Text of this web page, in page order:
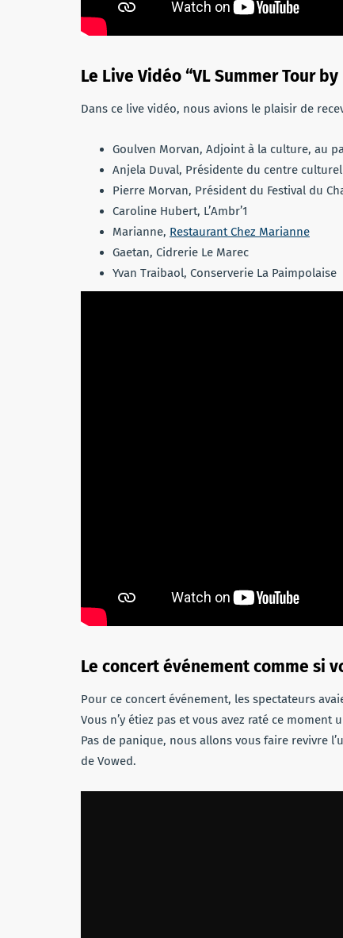
Le Live Vidéo “VL Summer Tour by
Dans ce live vidéo, nous avions le plaisir de
Goulven Morvan, Adjoint à la culture, au
Anjela Duval, Présidente du centre
Pierre Morvan, Président du Festival du
Caroline Hubert, L’Ambr’1
Marianne, Restaurant Chez Marianne
Gaetan, Cidrerie Le Marec
Yvan Traibaol, Conserverie La Paimpolaise
Le concert événement comme si
Pour ce concert événement, les spectateurs
Vous n’y étiez pas et vous avez raté ce moment
Pas de panique, nous allons vous faire revivre
de Vowed.